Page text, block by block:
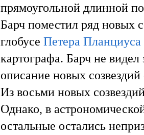
прямоугольной длинной
Барч поместил ряд новых
глобусе Петера Планциуса
картографа. Барч не
описание новых
Из восьми новых
Однако, в
остальные остались